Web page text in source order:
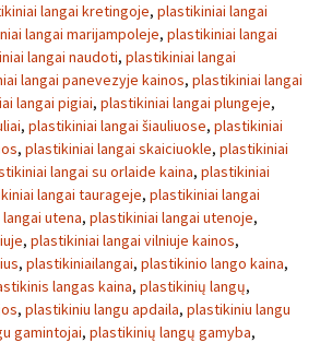
langai kretingoje, plastikiniai langai
langai marijampoleje, plastikiniai langai
langai naudoti, plastikiniai langai
langai panevezyje kainos, plastikiniai langai
langai pigiai, plastikiniai langai plungeje,
, plastikiniai langai šiauliuose, plastikiniai
, plastikiniai langai skaiciuokle, plastikiniai
langai su orlaide kaina, plastikiniai
langai taurageje, plastikiniai langai
utena, plastikiniai langai utenoje,
, plastikiniai langai vilniuje kainos,
, plastikiniailangai, plastikinio lango kaina,
langas kaina, plastikinių langų,
, plastikiniu langu apdaila, plastikiniu langu
gamintojai, plastikinių langų gamyba,